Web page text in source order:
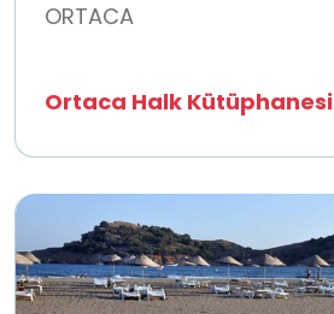
ORTACA
Ortaca Halk Kütüphanesi